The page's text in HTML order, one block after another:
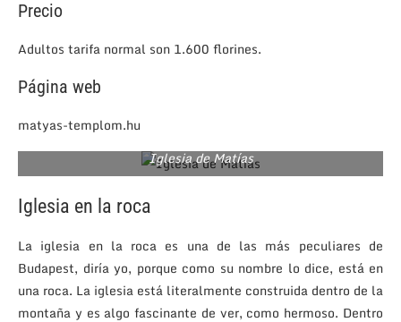
Precio
Adultos tarifa normal son 1.600 florines.
Página web
matyas-templom.hu
Iglesia de Matías
Iglesia en la roca
La iglesia en la roca es una de las más peculiares de
Budapest, diría yo, porque como su nombre lo dice, está en
una roca. La iglesia está literalmente construida dentro de la
montaña y es algo fascinante de ver, como hermoso. Dentro